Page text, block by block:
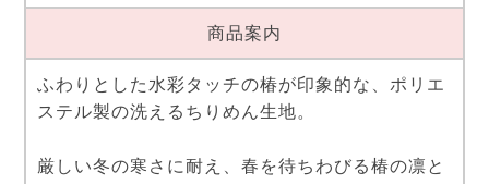
商品案内
ふわりとした水彩タッチの椿が印象的な、ポリエ
ステル製の洗えるちりめん生地。
厳しい冬の寒さに耐え、春を待ちわびる椿の凛と